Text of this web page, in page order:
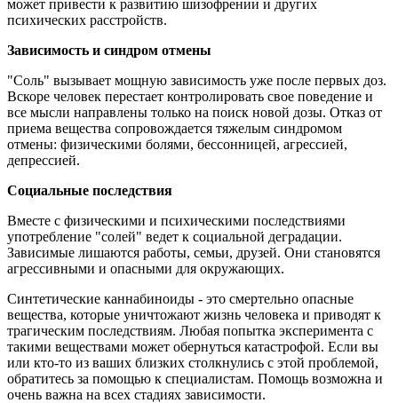
может привести к развитию шизофрении и других
психических расстройств.
Зависимость и синдром отмены
"Соль" вызывает мощную зависимость уже после первых доз.
Вскоре человек перестает контролировать свое поведение и
все мысли направлены только на поиск новой дозы. Отказ от
приема вещества сопровождается тяжелым синдромом
отмены: физическими болями, бессонницей, агрессией,
депрессией.
Социальные последствия
Вместе с физическими и психическими последствиями
употребление "солей" ведет к социальной деградации.
Зависимые лишаются работы, семьи, друзей. Они становятся
агрессивными и опасными для окружающих.
Синтетические каннабиноиды - это смертельно опасные
вещества, которые уничтожают жизнь человека и приводят к
трагическим последствиям. Любая попытка эксперимента с
такими веществами может обернуться катастрофой. Если вы
или кто-то из ваших близких столкнулись с этой проблемой,
обратитесь за помощью к специалистам. Помощь возможна и
очень важна на всех стадиях зависимости.